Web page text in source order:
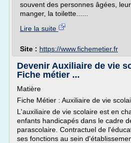
souvent des personnes âgées,
manger, la toilette......
Lire la suite
Site : https://www.fichemetier.fr
Devenir Auxiliaire de vie
Fiche métier ...
Matière
Fiche Métier : Auxiliaire de vie
L'auxiliaire de vie scolaire est en
enfants handicapés dans le cadre
parascolaire. Contractuel de
ses fonctions au sein